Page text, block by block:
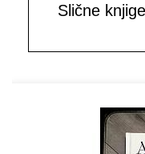
Slične